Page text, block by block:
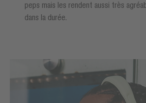
peps mais les rendent aussi très
dans la durée.